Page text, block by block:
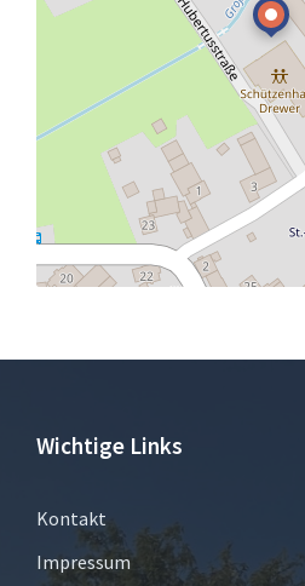
Wichtige Links
Kontakt
Impressum